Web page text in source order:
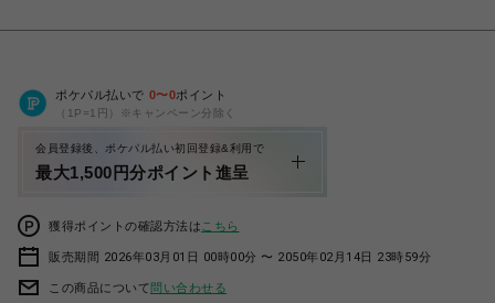
ポケパル払いで 0〜0ポイント
（1P=1円）※キャンペーン分除く
会員登録後、ポケパル払い初回登録&利用で
最大1,500円分ポイント進呈
獲得ポイントの確認方法は こちら
販売期間 2026年03月01日 00時00分 〜 2050年02月14日 23時59分
この商品について問い合わせる